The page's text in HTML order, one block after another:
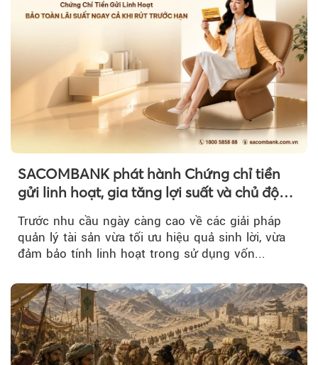
SACOMBANK phát hành Chứng chỉ tiền
gửi linh hoạt, gia tăng lợi suất và chủ động
Trước nhu cầu ngày càng cao về các giải pháp
quản lý tài sản vừa tối ưu hiệu quả sinh lời, vừa
đảm bảo tính linh hoạt trong sử dụng vốn...